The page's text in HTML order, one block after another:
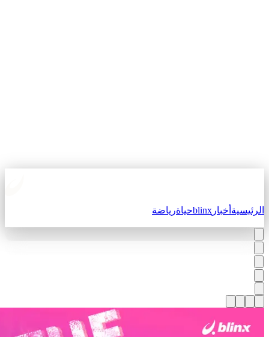
أخبارblinxحياةرياضة